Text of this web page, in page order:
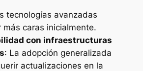
tecnologías avanzadas
más caras inicialmente.
con infraestructuras
: La adopción generalizada
actualizaciones en la